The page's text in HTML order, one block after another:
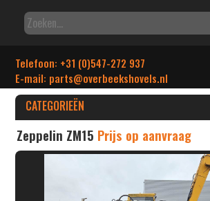
Telefoon: +31 (0)547-272 937
E-mail: parts@overbeekshovels.nl
CATEGORIEËN
Zeppelin ZM15 Prijs op aanvraag